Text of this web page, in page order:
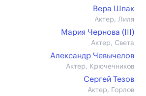
Вера Шпак
Актер, Лиля
Мария Чернова (III)
Актер, Света
Александр Чевычелов
Актер, Крючечников
Сергей Тезов
Актер, Горлов